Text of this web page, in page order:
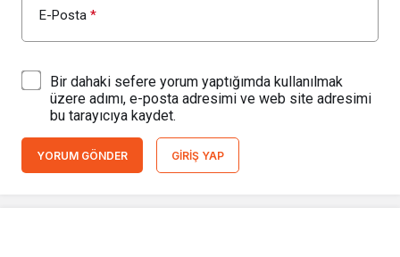
E-Posta *
Bir dahaki sefere yorum yaptığımda kullanılmak
üzere adımı, e-posta adresimi ve web site adresimi
bu tarayıcıya kaydet.
YORUM GÖNDER GIRIŞ YAP